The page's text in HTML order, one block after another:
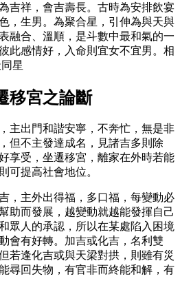
吉祥，會吉壽長。古時為安排飲宴
，生男。為聚合星，引伸為與天與
融合、溫順，是斗數中最和氣的一
此感情好，入命則宜女不宜男。相
星
移宮之論斷
主出門和諧安寧，不奔忙，無是非
但不主發達成名，見諸吉多則除
享受，坐遷移宮，離家在外時若能
可提高社會地位。
，主外出得福，多口福，每變動必
助而發展，越變動就越能發揮自己
眾人的承認，所以在某處陷入困境
會有好轉。加吉或化吉，名利雙
若逢化吉或與天梁對拱，則雖有災
尋回失物，有官非而終能和解，有